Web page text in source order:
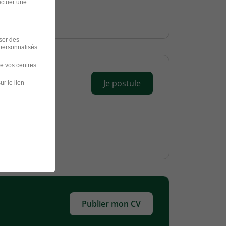
Je postule
Publier mon CV
une
des
vos centres
le lien